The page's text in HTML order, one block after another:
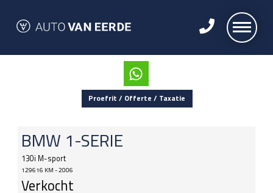
Proefrit / Offerte / Taxatie
BMW 1-SERIE
130i M-sport
129616 KM - 2006
Verkocht